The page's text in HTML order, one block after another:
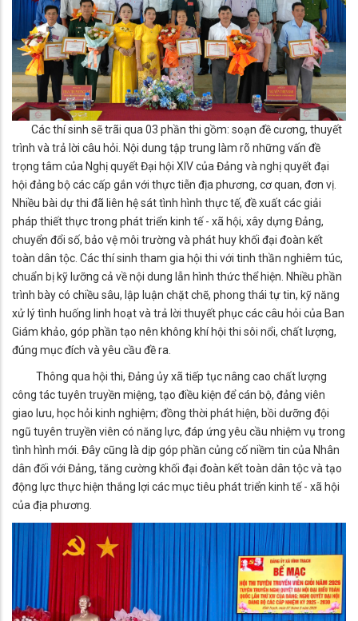
Các thí sinh sẽ trãi qua 03 phần thi gồm: soạn đề cương, thuyết
trình và trả lời câu hỏi. Nội dung tập trung làm rõ những vấn đề
trọng tâm của Nghị quyết Đại hội XIV của Đảng và nghị quyết đại
hội đảng bộ các cấp gắn với thực tiễn địa phương, cơ quan, đơn vị.
Nhiều bài dự thi đã liên hệ sát tình hình thực tế, đề xuất các giải
pháp thiết thực trong phát triển kinh tế - xã hội, xây dựng Đảng,
chuyển đổi số, bảo vệ môi trường và phát huy khối đại đoàn kết
toàn dân tộc. Các thí sinh tham gia hội thi với tinh thần nghiêm túc,
chuẩn bị kỹ lưỡng cả về nội dung lẫn hình thức thể hiện. Nhiều phần
trình bày có chiều sâu, lập luận chặt chẽ, phong thái tự tin, kỹ năng
xử lý tình huống linh hoạt và trả lời thuyết phục các câu hỏi của Ban
Giám khảo, góp phần tạo nên không khí hội thi sôi nổi, chất lượng,
đúng mục đích và yêu cầu đề ra.
Thông qua hội thi, Đảng ủy xã tiếp tục nâng cao chất lượng
công tác tuyên truyền miệng, tạo điều kiện để cán bộ, đảng viên
giao lưu, học hỏi kinh nghiệm; đồng thời phát hiện, bồi dưỡng đội
ngũ tuyên truyền viên có năng lực, đáp ứng yêu cầu nhiệm vụ trong
tình hình mới. Đây cũng là dịp góp phần củng cố niềm tin của Nhân
dân đối với Đảng, tăng cường khối đại đoàn kết toàn dân tộc và tạo
động lực thực hiện thắng lợi các mục tiêu phát triển kinh tế - xã hội
của địa phương.